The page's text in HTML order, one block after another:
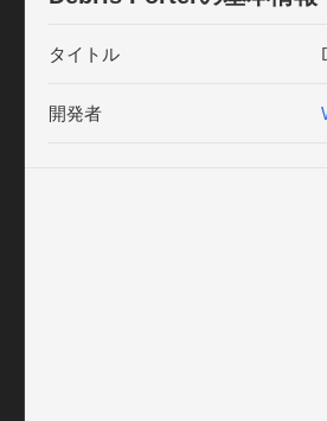
*デブリポーターは大変危険な仕
* 迫り来るデブリがセーフティー
タイトル
開発者